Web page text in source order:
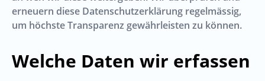
erneuern diese Datenschutzerklärung regelmässig,
um höchste Transparenz gewährleisten zu können.
Welche Daten wir erfassen